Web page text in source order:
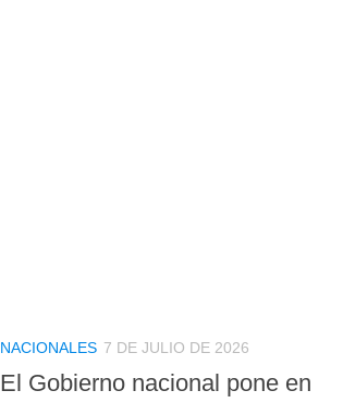
NACIONALES 7 DE JULIO DE 2026
El Gobierno nacional pone en